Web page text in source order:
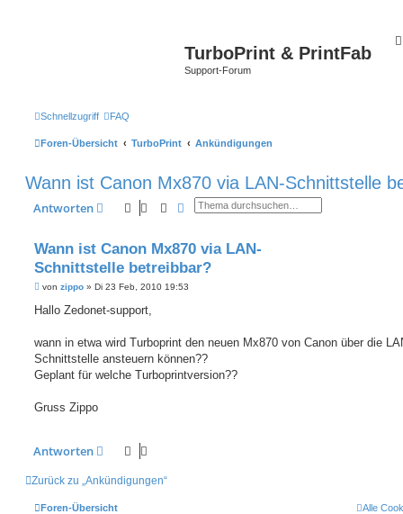
TurboPrint & PrintFab
Support-Forum
Schnellzugriff FAQ
Foren-Übersicht TurboPrint Ankündigungen
Wann ist Canon Mx870 via LAN-Schnittstelle
Antworten SucheErweiterte Suche
Wann ist Canon Mx870 via LAN-
Schnittstelle betreibbar?
B
i
a
von zippo » Di 23 Feb, 2010 19:53
Hallo Zedonet-support,
wann in etwa wird Turboprint den neuen Mx870 von Canon über die
Schnittstelle ansteuern können??
Geplant für welche Turboprintversion??
Gruss Zippo
Antworten
Zurück zu „Ankündigungen“
Foren-Übersicht Alle